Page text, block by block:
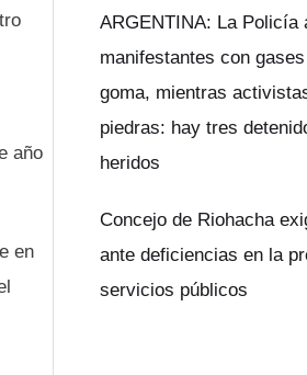
año
en
ARGENTINA: La Policía
manifestantes con
goma, mientras
piedras: hay tres
heridos
Concejo de Riohacha
ante deficiencias en la
servicios públicos